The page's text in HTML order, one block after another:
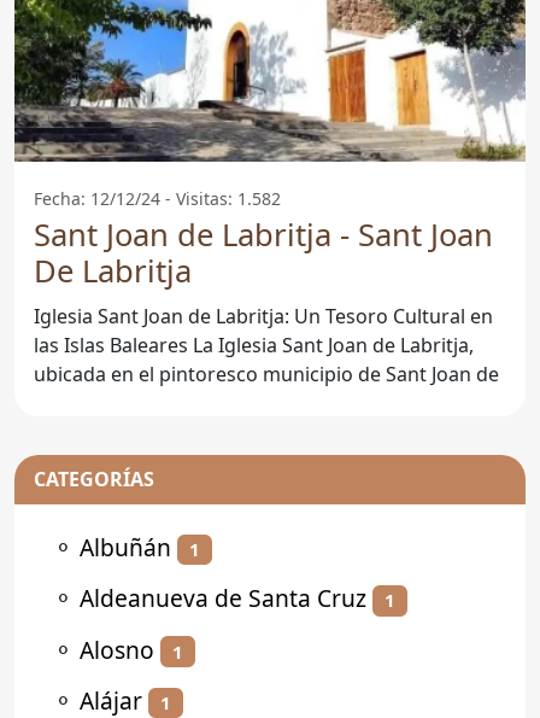
Fecha: 12/12/24 - Visitas: 1.582
Sant Joan de Labritja - Sant Joan
De Labritja
Iglesia Sant Joan de Labritja: Un Tesoro Cultural en
las Islas Baleares La Iglesia Sant Joan de Labritja,
ubicada en el pintoresco municipio de Sant Joan de
CATEGORÍAS
⚬ Albuñán 1
⚬ Aldeanueva de Santa Cruz 1
⚬ Alosno 1
⚬ Alájar 1